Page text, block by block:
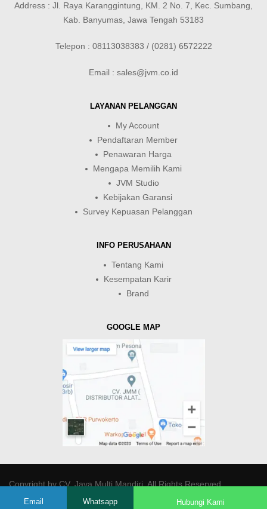
Address : Jl. Raya Karanggintung, KM. 2 No. 7, Kec. Sumbang,
Kab. Banyumas, Jawa Tengah 53183
Telepon : 08113038383 / (0281) 6572222
Email : sales@jvm.co.id
LAYANAN PELANGGAN
My Account
Pendaftaran Member
Penawaran Harga
Mengapa Memilih Kami
JVM Studio
Kebijakan Garansi
Survey Kepuasan Pelanggan
INFO PERUSAHAAN
Tentang Kami
Kesempatan Karir
Brand
GOOGLE MAP
Copyright byCV. Java Multi Mandiri. All Rights Reserved.
Email Whatsapp Hubungi Kami